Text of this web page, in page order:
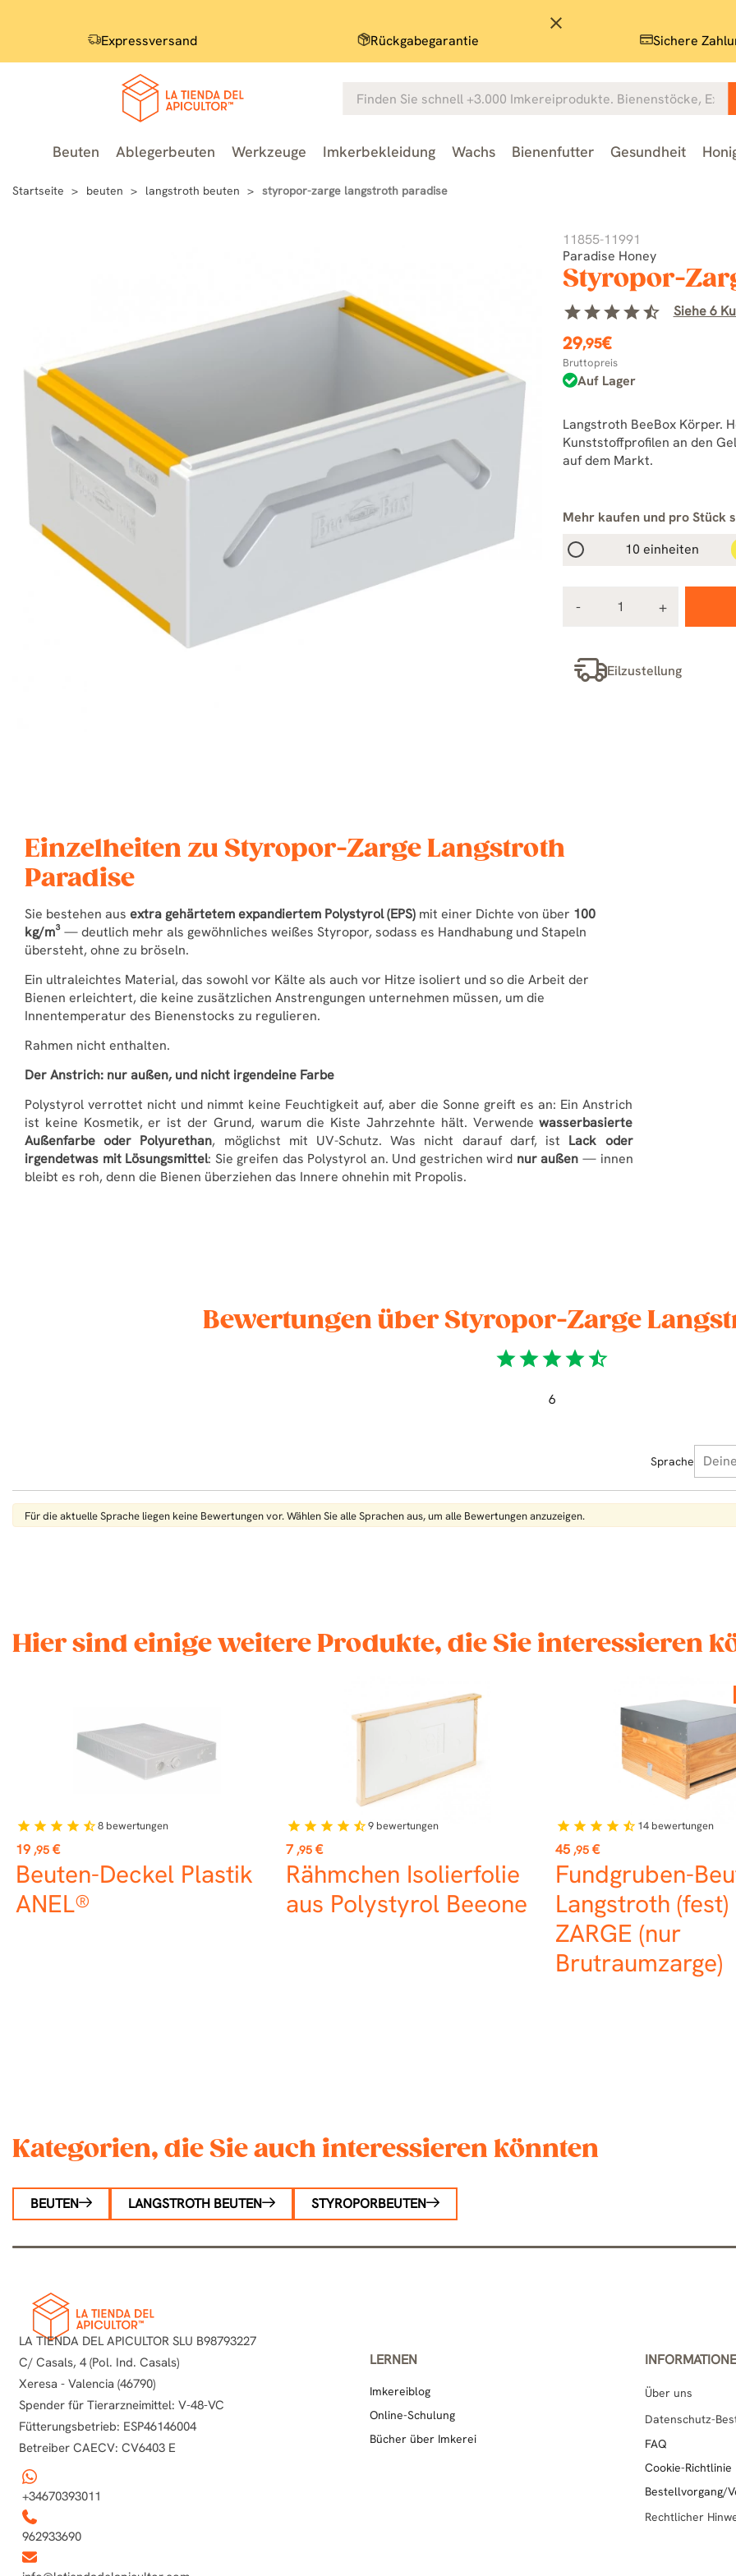
close
Expressversand Rückgabegarantie Sichere
Beuten Ablegerbeuten Werkzeuge Imkerbekleidung Wachs Bienenfutter Gesundheit
Startseite beuten langstroth beuten styropor-zarge langstroth paradise
11855-11991
Paradise Honey
Styropor-
starstarstarstarstar_half Siehe 6
29,95€
Bruttopreis
Auf Lager
Langstroth BeeBox Körper.
Kunststoffprofilen an den
auf dem Markt.
Mehr kaufen und pro Stück
10 einheiten
Eilzustellung
Einzelheiten zu Styropor-Zarge Langstroth
Paradise
Sie bestehen aus extra gehärtetem expandiertem Polystyrol (EPS) mit einer Dichte von über 100
kg/m³— deutlich mehr als gewöhnliches weißes Styropor, sodass es Handhabung und Stapeln
übersteht, ohne zu bröseln.
Ein ultraleichtes Material, das sowohl vor Kälte als auch vor Hitze isoliert und so die Arbeit der
Bienen erleichtert, die keine zusätzlichen Anstrengungen unternehmen müssen, um die
Innentemperatur des Bienenstocks zu regulieren.
Rahmen nicht enthalten.
Der Anstrich: nur außen, und nicht irgendeine Farbe
Polystyrol verrottet nicht und nimmt keine Feuchtigkeit auf, aber die Sonne greift es an: Ein Anstrich
ist keine Kosmetik, er ist der Grund, warum die Kiste Jahrzehnte hält. Verwendewasserbasierte
Außenfarbe oder Polyurethan, möglichst mit UV-Schutz. Was nicht darauf darf, ist Lack oder
irgendetwas mit Lösungsmittel: Sie greifen das Polystyrol an. Und gestrichen wird nur außen — innen
bleibt es roh, denn die Bienen überziehen das Innere ohnehin mit Propolis.
Bewertungen über Styropor-Zarge
starstarstarstarstar_half
6
Sprache
Für die aktuelle Sprache liegen keine Bewertungen vor. Wählen Sie alle Sprachen aus, um alle Bewertungen anzuzeigen.
Hier sind einige weitere Produkte, die Sie interessieren
Preis
19 ,95 €
Beuten-Deckel Plastik
ANEL®
star star star star star_half8 bewertungen
Preis
7 ,95 €
Rähmchen Isolierfolie
aus Polystyrol Beeone
star star star star star_half9 bewertungen
Preis
45 ,95 €
Fundgruben-
Langstroth (fest)
ZARGE (nur
Brutraumzarge)
star star star star star_half 14 bewertungen
Kategorien, die Sie auch interessieren könnten
BEUTEN LANGSTROTH BEUTEN STYROPORBEUTEN
LA TIENDA DEL APICULTOR SLU B98793227
C/ Casals, 4 (Pol. Ind. Casals)
Xeresa - Valencia (46790)
Spender für Tierarzneimittel: V-48-VC
Fütterungsbetrieb: ESP46146004
Betreiber CAECV: CV6403 E
+34670393011
962933690
LERNEN
Imkereiblog
Online-Schulung
Bücher über Imkerei
Über uns
Datenschutz-
FAQ
Cookie-Richtlinie
Bestell­vor­gang/
Rechtlicher